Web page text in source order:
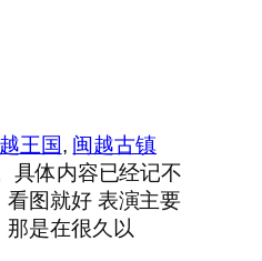
王国, 闽越古镇
具体内容已经记不
看图就好 表演主要
那是在很久以